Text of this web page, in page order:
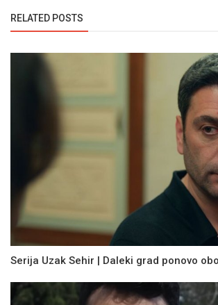
RELATED POSTS
Serija Uzak Sehir | Daleki grad ponovo